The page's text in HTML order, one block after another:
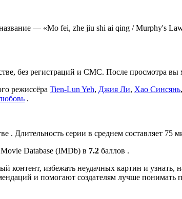
— «Mo fei, zhe jiu shi ai qing / Murphy's
без регистраций и СМС. После просмотра вы
режиссёра Tien-Lun Yeh, Джия Ли, Хао Синсянь
.
. Длительность серии в среднем составляет 75
Database (IMDb) в 7.2 баллов .
избежать неудачных картин и узнать,
и помогают создателям лучше понимать